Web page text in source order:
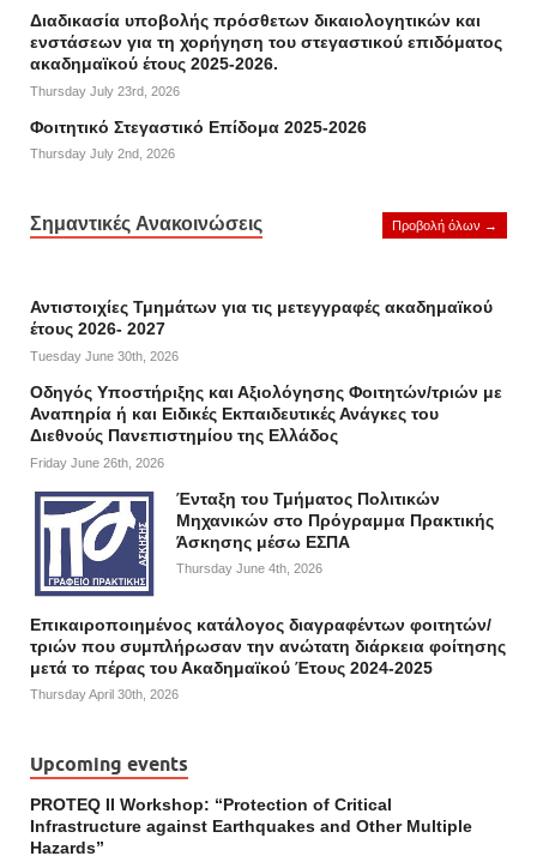
Διαδικασία υποβολής πρόσθετων δικαιολογητικών και
ενστάσεων για τη χορήγηση του στεγαστικού επιδόματος
ακαδημαϊκού έτους 2025-2026.
Thursday July 23rd, 2026
Φοιτητικό Στεγαστικό Επίδομα 2025-2026
Thursday July 2nd, 2026
Σημαντικές Ανακοινώσεις Προβολή όλων →
Αντιστοιχίες Τμημάτων για τις μετεγγραφές ακαδημαϊκού
έτους 2026- 2027
Tuesday June 30th, 2026
Οδηγός Υποστήριξης και Αξιολόγησης Φοιτητών/τριών με
Αναπηρία ή και Ειδικές Εκπαιδευτικές Ανάγκες του
Διεθνούς Πανεπιστημίου της Ελλάδος
Friday June 26th, 2026
Ένταξη του Τμήματος Πολιτικών
Μηχανικών στο Πρόγραμμα Πρακτικής
Άσκησης μέσω ΕΣΠΑ
Thursday June 4th, 2026
Επικαιροποιημένος κατάλογος διαγραφέντων φοιτητών/
τριών που συμπλήρωσαν την ανώτατη διάρκεια φοίτησης
μετά το πέρας του Ακαδημαϊκού Έτους 2024-2025
Thursday April 30th, 2026
Upcoming events
PROTEQ II Workshop: “Protection of Critical
Infrastructure against Earthquakes and Other Multiple
Hazards”